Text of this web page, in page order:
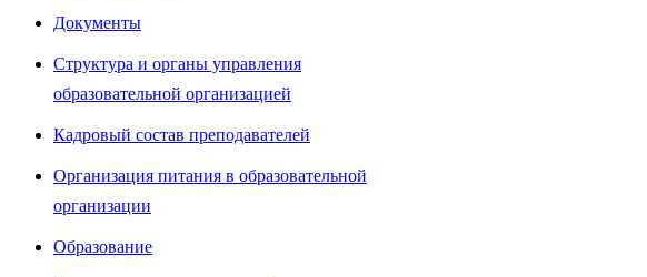
Документы
Структура и органы управления
образовательной организацией
Кадровый состав преподавателей
Организация питания в образовательной
организации
Образование